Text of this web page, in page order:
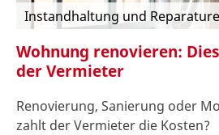
Instandhaltung und
Wohnung renovieren:
der Vermieter
Renovierung, Sanierung oder
zahlt der Vermieter die Kosten?